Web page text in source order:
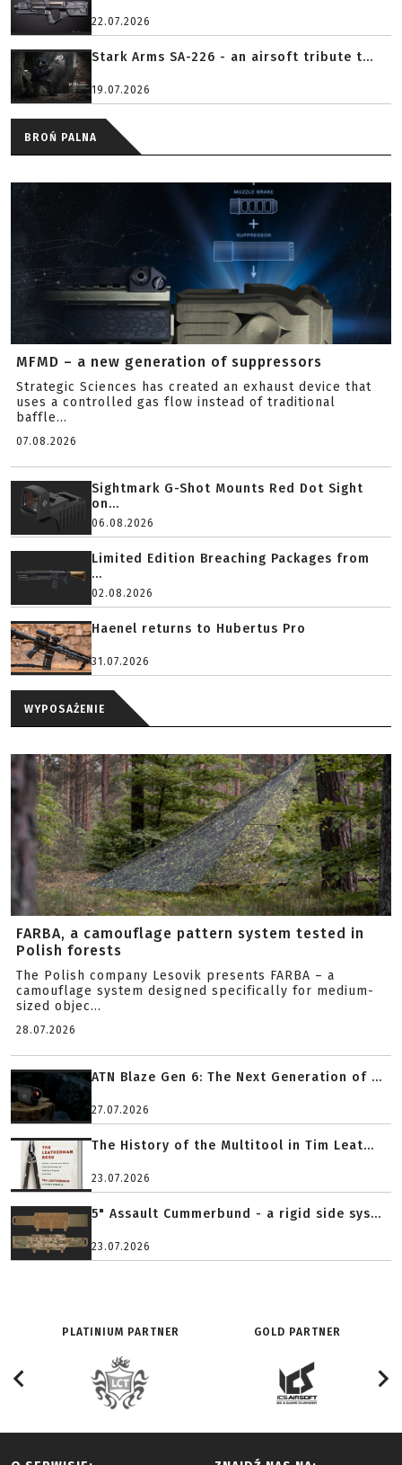
22.07.2026
Stark Arms SA-226 - an airsoft tribute t...
19.07.2026
BROŃ PALNA
MFMD – a new generation of suppressors
Strategic Sciences has created an exhaust device that
uses a controlled gas flow instead of traditional
baffle...
07.08.2026
Sightmark G-Shot Mounts Red Dot Sight
on...
06.08.2026
Limited Edition Breaching Packages from
...
02.08.2026
Haenel returns to Hubertus Pro
31.07.2026
WYPOSAŻENIE
FARBA, a camouflage pattern system tested in
Polish forests
The Polish company Lesovik presents FARBA – a
camouflage system designed specifically for medium-
sized objec...
28.07.2026
ATN Blaze Gen 6: The Next Generation of ...
27.07.2026
The History of the Multitool in Tim Leat...
23.07.2026
5" Assault Cummerbund - a rigid side sys...
23.07.2026
PLATINIUM PARTNER GOLD PARTNER